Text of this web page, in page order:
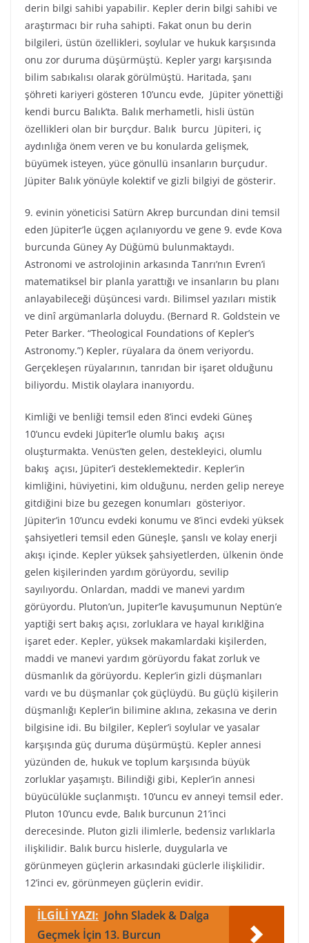
derin bilgi sahibi yapabilir. Kepler derin bilgi sahibi ve
araştırmacı bir ruha sahipti. Fakat onun bu derin
bilgileri, üstün özellikleri, soylular ve hukuk karşısında
onu zor duruma düşürmüştü. Kepler yargı karşısında
bilim sabıkalısı olarak görülmüştü. Haritada, şanı
şöhreti kariyeri gösteren 10’uncu evde, Jüpiter yönettiği
kendi burcu Balık’ta. Balık merhametli, hisli üstün
özellikleri olan bir burçdur. Balık burcu Jüpiteri, iç
aydınlığa önem veren ve bu konularda gelişmek,
büyümek isteyen, yüce gönullü insanların burçudur.
Jüpiter Balık yönüyle kolektif ve gizli bilgiyi de gösterir.
9. evinin yöneticisi Satürn Akrep burcundan dini temsil
eden Jüpiter’le üçgen açılanıyordu ve gene 9. evde Kova
burcunda Güney Ay Düğümü bulunmaktaydı.
Astronomi ve astrolojinin arkasında Tanrı’nın Evren’i
matematiksel bir planla yarattığı ve insanların bu planı
anlayabileceği düşüncesi vardı. Bilimsel yazıları mistik
ve dinî argümanlarla doluydu. (Bernard R. Goldstein ve
Peter Barker. “Theological Foundations of Kepler’s
Astronomy.”) Kepler, rüyalara da önem veriyordu.
Gerçekleşen rüyalarının, tanrıdan bir işaret olduğunu
biliyordu. Mistik olaylara inanıyordu.
Kimliği ve benliği temsil eden 8’inci evdeki Güneş
10’uncu evdeki Jüpiter’le olumlu bakış açısı
oluşturmakta. Venüs’ten gelen, destekleyici, olumlu
bakış açısı, Jüpiter’i desteklemektedir. Kepler’in
kimliğini, hüviyetini, kim olduğunu, nerden gelip nereye
gitdiğini bize bu gezegen konumları gösteriyor.
Jüpiter’in 10’uncu evdeki konumu ve 8’inci evdeki yüksek
şahsiyetleri temsil eden Güneşle, şanslı ve kolay enerji
akışı içinde. Kepler yüksek şahsiyetlerden, ülkenin önde
gelen kişilerinden yardım görüyordu, sevilip
sayılıyordu. Onlardan, maddi ve manevi yardım
görüyordu. Pluton’un, Jupiter’le kavuşumunun Neptün’e
yaptiği sert bakış açısı, zorluklara ve hayal kırıklğina
işaret eder. Kepler, yüksek makamlardaki kişilerden,
maddi ve manevi yardım görüyordu fakat zorluk ve
düsmanlık da görüyordu. Kepler’in gizli düşmanları
vardı ve bu düşmanlar çok güçlüydü. Bu güçlü kişilerin
düşmanlığı Kepler’in bilimine aklına, zekasına ve derin
bilgisine idi. Bu bilgiler, Kepler’i soylular ve yasalar
karşışında güç duruma düşürmüştü. Kepler annesi
yüzünden de, hukuk ve toplum karşısında büyük
zorluklar yaşamıştı. Bilindiği gibi, Kepler’in annesi
büyücülükle suçlanmıştı. 10’uncu ev anneyi temsil eder.
Pluton 10’uncu evde, Balık burcunun 21’inci
derecesinde. Pluton gizli ilimlerle, bedensiz varlıklarla
ilişkilidir. Balık burcu hislerle, duygularla ve
görünmeyen güçlerin arkasındaki güclerle ilişkilidir.
12’inci ev, görünmeyen güçlerin evidir.
İLGİLİ YAZI: John Sladek & Dalga
Geçmek İçin 13. Burcun